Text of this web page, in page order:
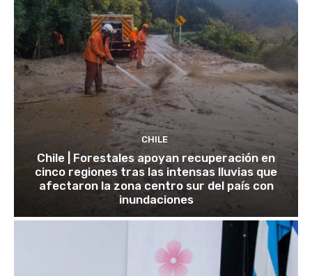
CHILE
Chile | Forestales apoyan recuperación en
cinco regiones tras las intensas lluvias que
afectaron la zona centro sur del país con
inundaciones